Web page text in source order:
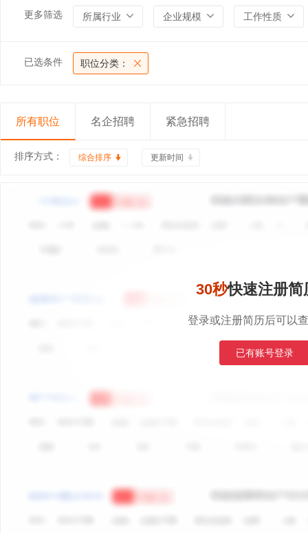
更多筛选 所属行业 企业规模 工作性质
已选条件 职位分类：
所有职位 名企招聘 紧急招聘
排序方式： 综合排序 更新时间
30秒快速注册简
登录或注册简历后可以
已有账号登录